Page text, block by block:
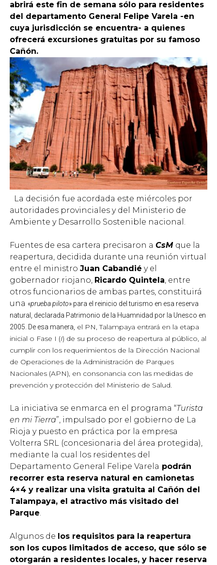
abrirá este fin de semana sólo para residentes
del departamento General Felipe Varela -en
cuya jurisdicción se encuentra- a quienes
ofrecerá excursiones gratuitas por su famoso
Cañón.
La decisión fue acordada este miércoles por
autoridades provinciales y del Ministerio de
Ambiente y Desarrollo Sostenible nacional.
Fuentes de esa cartera precisaron a CsM que la
reapertura, decidida durante una reunión virtual
entre el ministro Juan Cabandié y el
gobernador riojano, Ricardo Quintela, entre
otros funcionarios de ambas partes, constituirá
una «prueba piloto» para el reinicio del turismo en esa reserva
natural, declarada Patrimonio de la Huamnidad por la Unesco en
2005. De esa manera, el PN, Talampaya entrará en la etapa
inicial o Fase I (I) de su proceso de reapertura al público, al
cumplir con los requerimientos de la Dirección Nacional
de Operaciones de la Administración de Parques
Nacionales (APN), en consonancia con las medidas de
prevención y protección del Ministerio de Salud.
La iniciativa se enmarca en el programa “Turista
en mi Tierra”, impulsado por el gobierno de La
Rioja y puesto en práctica por la empresa
Volterra SRL (concesionaria del área protegida),
mediante la cual los residentes del
Departamento General Felipe Varela podrán
recorrer esta reserva natural en camionetas
4×4 y realizar una visita gratuita al Cañón del
Talampaya, el atractivo más visitado del
Parque.
Algunos de los requisitos para la reapertura
son los cupos limitados de acceso, que sólo se
otorgarán a residentes locales, y hacer reserva